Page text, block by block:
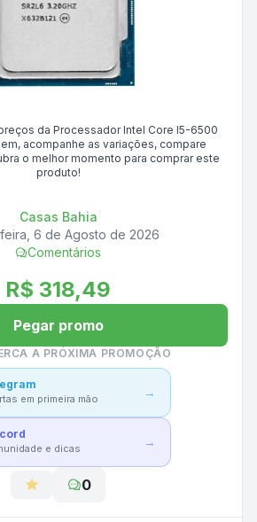
daProcessador Intel Core I5-6500
, acompanhe as variações, compare
o melhor momento para comprar este
produto!
Casas Bahia
6 de Agosto de 2026
Comentários
R$ 318,49
Pegar promo
A PRÓXIMA PROMOÇÃO
em primeira mão →
e dicas →
0